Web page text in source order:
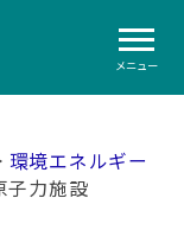
メニュー
環境エネルギー
子力施設